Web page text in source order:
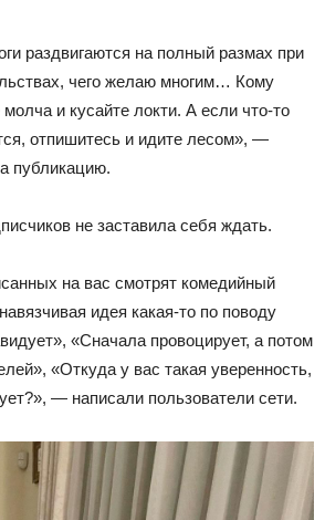
раздвигаются на полный размах при
чего желаю многим… Кому
и кусайте локти. А если что-то
отпишитесь и идите лесом», —
публикацию.
не заставила себя ждать.
на вас смотрят комедийный
идея какая-то по поводу
«Сначала провоцирует, а потом
«Откуда у вас такая уверенность,
— написали пользователи сети.